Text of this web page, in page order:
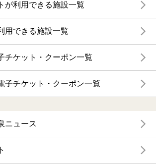
が利用できる施設一覧
用できる施設一覧
チケット・クーポン一覧
子チケット・クーポン一覧
ニュース